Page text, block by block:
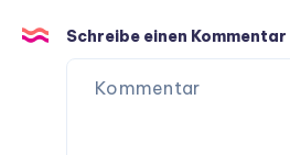
Schreibe einen Kommentar